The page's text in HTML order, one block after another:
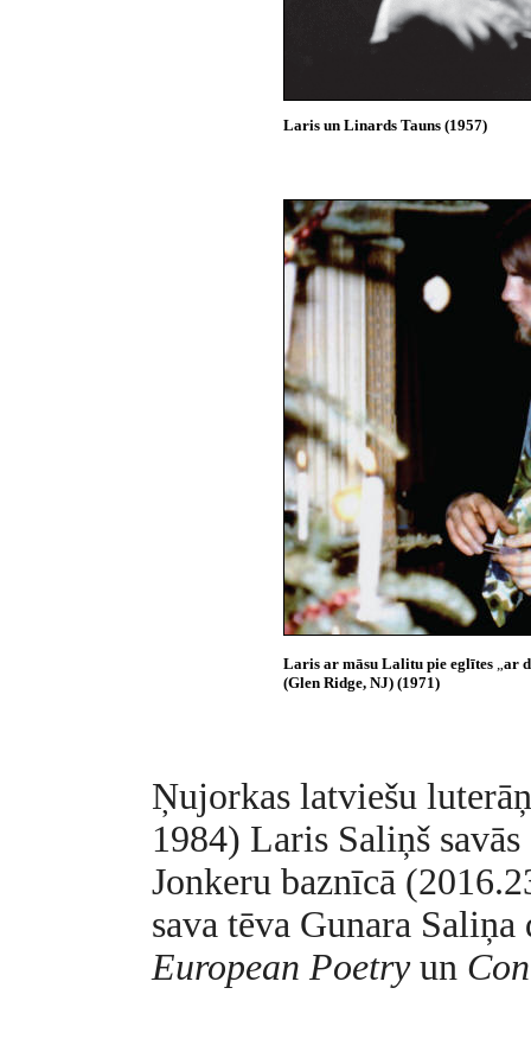
Laris un Linards Tauns (1957)
Laris ar māsu Lalitu pie eglītes „ar
(Glen Ridge, NJ) (1971)
Ņujorkas latviešu
1984) Laris Saliņš
Jonkeru baznīcā
sava tēva Gunara
European Poetryun